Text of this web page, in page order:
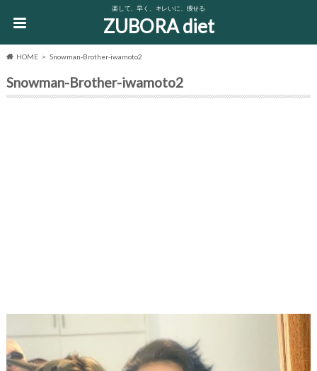
楽して、早く、キレいに、痩せる
ZUBORA diet
HOME Snowman-Brother-iwamoto2
Snowman-Brother-iwamoto2